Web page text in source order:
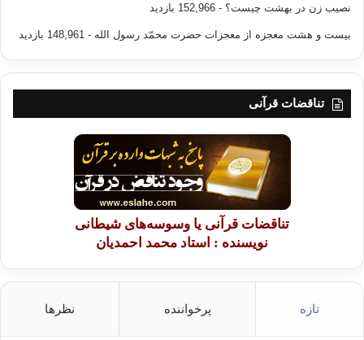
نصیب زن در بهشت چیست؟ - 152,966 بازدید
بیست و هشت معجزه از معجزات حضرت محمّد رسول الله - 148,961 بازدید
تناقضات قرآنی
تناقضات قرآنی یا وسوسه‌های شیطانی
نویسنده : استاد محمد احمدیان
تازه پرخواننده نظرها